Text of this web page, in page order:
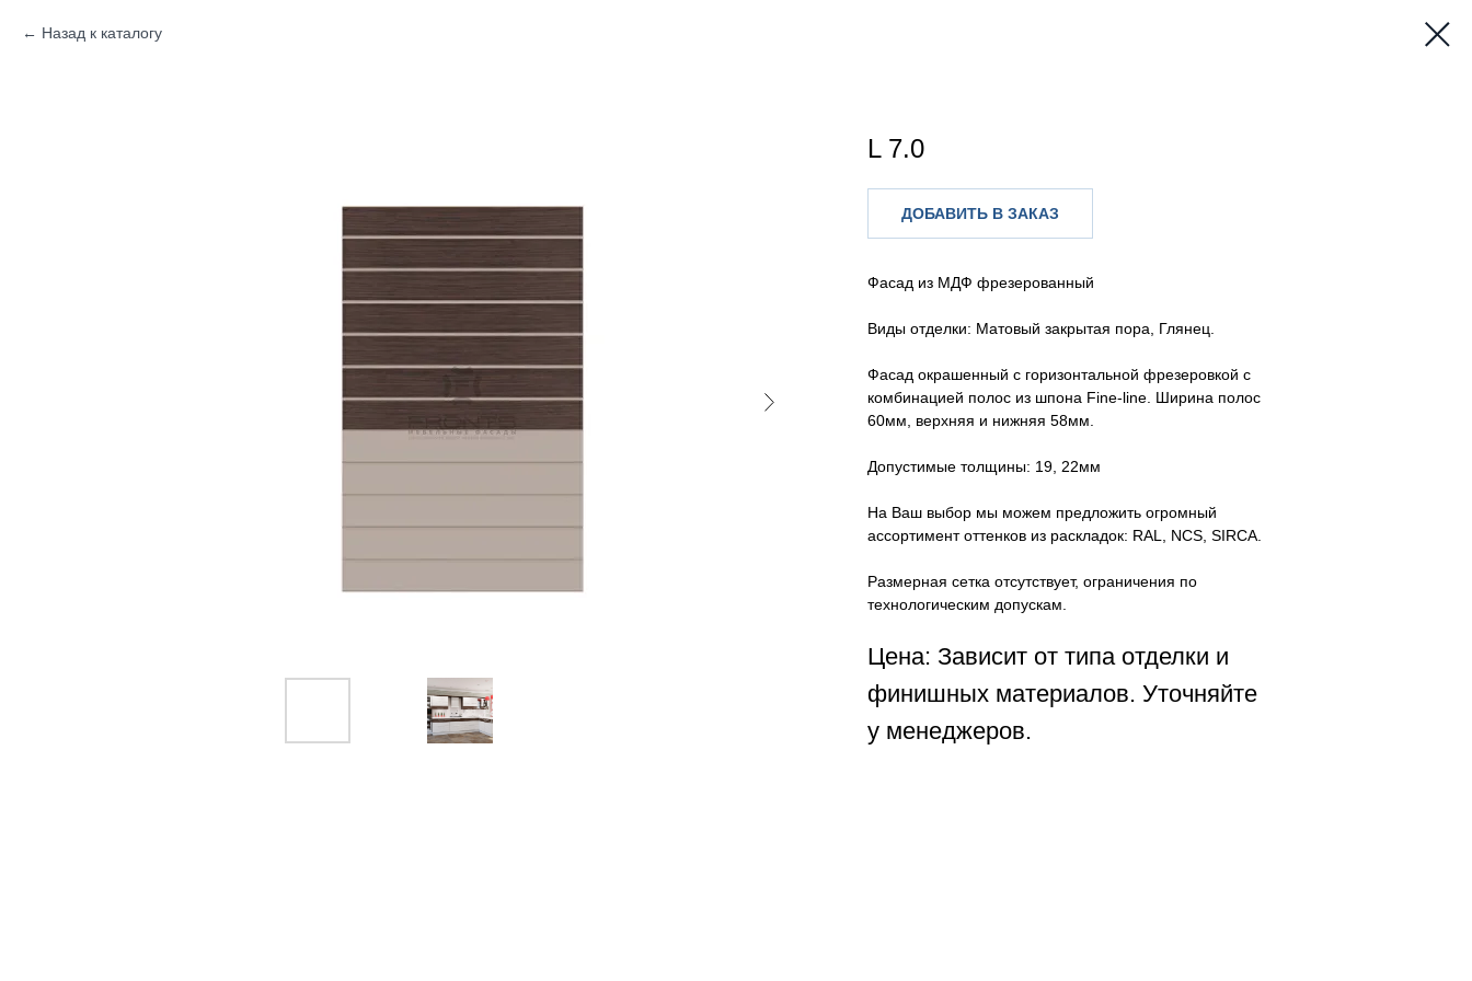
Назад к каталогу
L 7.0
ДОБАВИТЬ В ЗАКАЗ
Фасад из МДФ фрезерованный
Виды отделки: Матовый закрытая пора, Глянец.
Фасад окрашенный с горизонтальной фрезеровкой с
комбинацией полос из шпона Fine-line. Ширина полос
60мм, верхняя и нижняя 58мм.
Допустимые толщины: 19, 22мм
На Ваш выбор мы можем предложить огромный
ассортимент оттенков из раскладок: RAL, NCS, SIRCA.
Размерная сетка отсутствует, ограничения по
технологическим допускам.
Цена: Зависит от типа отделки и
финишных материалов. Уточняйте
у менеджеров.